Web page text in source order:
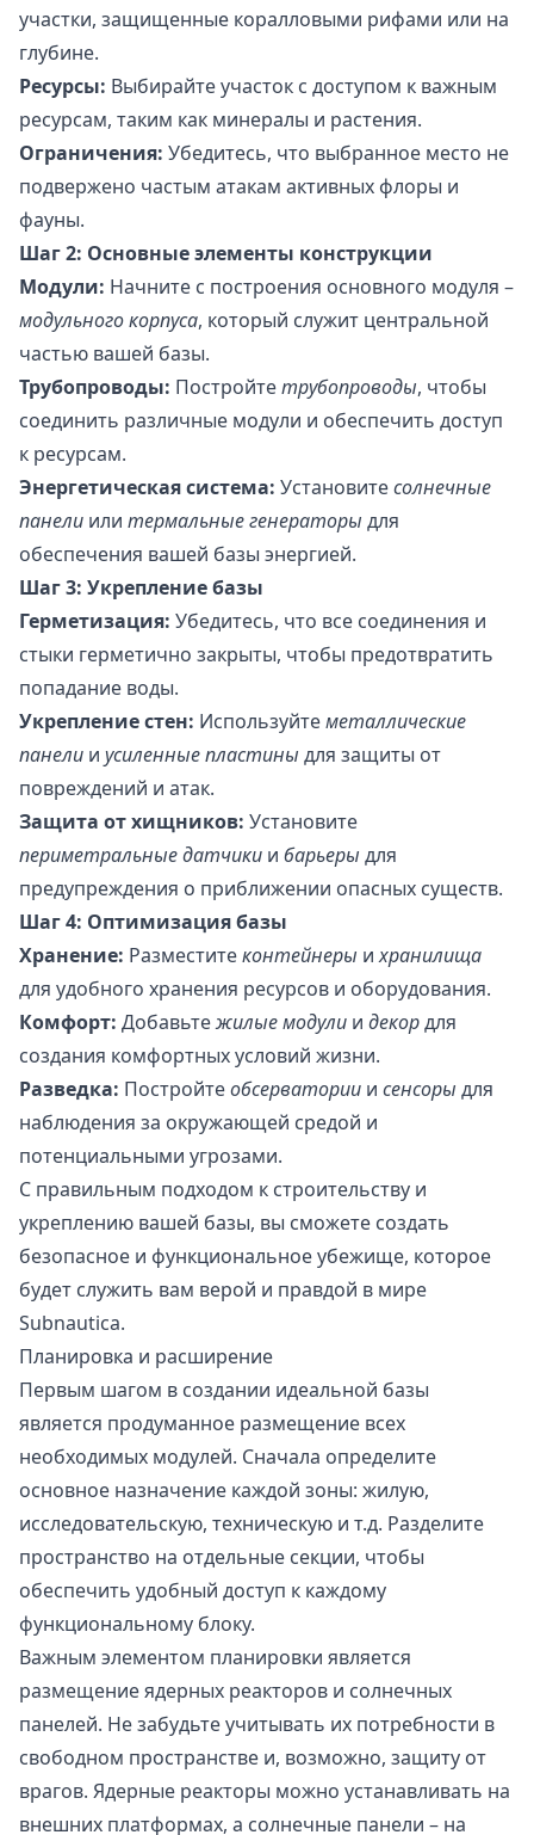
участки, защищенные коралловыми рифами или на
глубине.
Ресурсы: Выбирайте участок с доступом к важным
ресурсам, таким как минералы и растения.
Ограничения: Убедитесь, что выбранное место не
подвержено частым атакам активных флоры и
фауны.
Шаг 2: Основные элементы конструкции
Модули: Начните с построения основного модуля –
модульного корпуса, который служит центральной
частью вашей базы.
Трубопроводы: Постройтетрубопроводы, чтобы
соединить различные модули и обеспечить доступ
к ресурсам.
Энергетическая система: Установитесолнечные
панели или термальные генераторы для
обеспечения вашей базы энергией.
Шаг 3: Укрепление базы
Герметизация: Убедитесь, что все соединения и
стыки герметично закрыты, чтобы предотвратить
попадание воды.
Укрепление стен: Используйтеметаллические
панели и усиленные пластины для защиты от
повреждений и атак.
Защита от хищников: Установите
периметральные датчики и барьеры для
предупреждения о приближении опасных существ.
Шаг 4: Оптимизация базы
Хранение: Разместитеконтейнеры ихранилища
для удобного хранения ресурсов и оборудования.
Комфорт: Добавьтежилые модули и декордля
создания комфортных условий жизни.
Разведка: Постройтеобсерватории и сенсоры для
наблюдения за окружающей средой и
потенциальными угрозами.
С правильным подходом к строительству и
укреплению вашей базы, вы сможете создать
безопасное и функциональное убежище, которое
будет служить вам верой и правдой в мире
Subnautica.
Планировка и расширение
Первым шагом в создании идеальной базы
является продуманное размещение всех
необходимых модулей. Сначала определите
основное назначение каждой зоны: жилую,
исследовательскую, техническую и т.д. Разделите
пространство на отдельные секции, чтобы
обеспечить удобный доступ к каждому
функциональному блоку.
Важным элементом планировки является
размещение ядерных реакторов и солнечных
панелей. Не забудьте учитывать их потребности в
свободном пространстве и, возможно, защиту от
врагов. Ядерные реакторы можно устанавливать на
внешних платформах, а солнечные панели – на